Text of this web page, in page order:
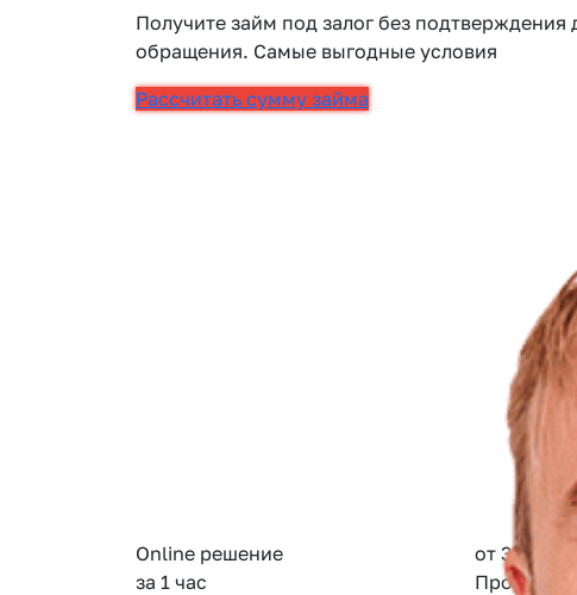
Получите займ под залог без подтверждения
обращения. Самые выгодные условия
Рассчитать сумму займа
Online решение
за 1 час
от 3%